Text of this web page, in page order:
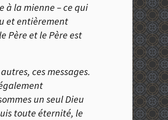
à la mienne – ce qui
et entièrement
Père et le Père est
ces messages.
un seul Dieu
toute éternité, le